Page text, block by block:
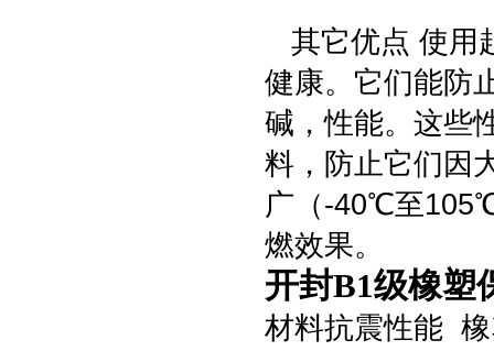
其它优点 使用
健康。它们能防
碱，性能。这些
料，防止它们因
广（-40℃至
燃效果。
开封B1级橡塑
材料抗震性能